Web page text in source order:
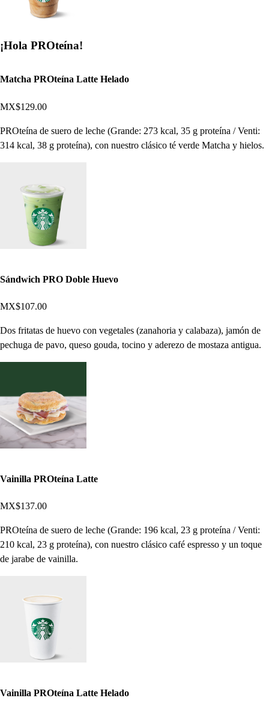
¡Hola PROteína!
Matcha PROteína Latte Helado
MX$129.00
PROteína de suero de leche (Grande: 273 kcal, 35 g proteína / Venti:
314 kcal, 38 g proteína), con nuestro clásico té verde Matcha y hielos.
Sándwich PRO Doble Huevo
MX$107.00
Dos fritatas de huevo con vegetales (zanahoria y calabaza), jamón de
pechuga de pavo, queso gouda, tocino y aderezo de mostaza antigua.
Vainilla PROteína Latte
MX$137.00
PROteína de suero de leche (Grande: 196 kcal, 23 g proteína / Venti:
210 kcal, 23 g proteína), con nuestro clásico café espresso y un toque
de jarabe de vainilla.
Vainilla PROteína Latte Helado